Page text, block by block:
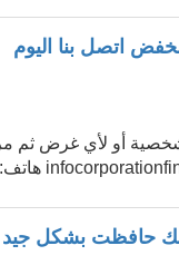
اتصل بنا اليوم
أو لأي غرض ثم